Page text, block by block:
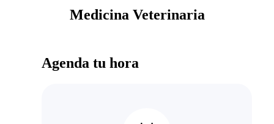
Medicina Veterinaria
Agenda tu hora